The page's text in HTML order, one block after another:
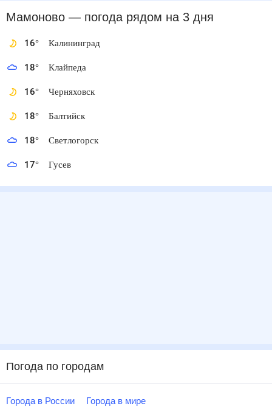
Мамоново — погода рядом на 3 дня
16° Калининград
18° Клайпеда
16° Черняховск
18° Балтийск
18° Светлогорск
17° Гусев
Погода по городам
Города в России Города в мире